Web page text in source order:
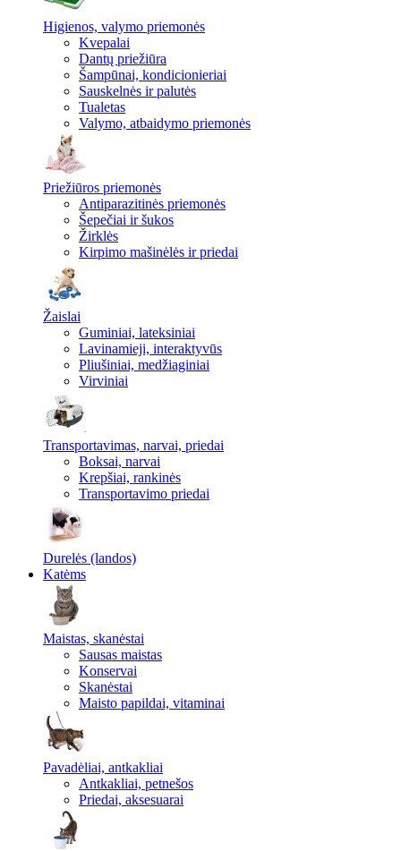
Higienos, valymo priemonės
Kvepalai
Dantų priežiūra
Šampūnai, kondicionieriai
Sauskelnės ir palutės
Tualetas
Valymo, atbaidymo priemonės
Priežiūros priemonės
Antiparazitinės priemonės
Šepečiai ir šukos
Žirklės
Kirpimo mašinėlės ir priedai
Žaislai
Guminiai, lateksiniai
Lavinamieji, interaktyvūs
Pliušiniai, medžiaginiai
Virviniai
Transportavimas, narvai, priedai
Boksai, narvai
Krepšiai, rankinės
Transportavimo priedai
Durelės (landos)
Katėms
Maistas, skanėstai
Sausas maistas
Konservai
Skanėstai
Maisto papildai, vitaminai
Pavadėliai, antkakliai
Antkakliai, petnešos
Priedai, aksesuarai